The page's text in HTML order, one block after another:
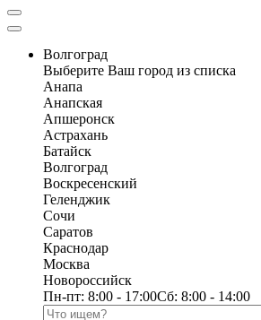
Волгоград
Выберите Ваш город из списка
Анапа
Анапская
Апшеронск
Астрахань
Батайск
Волгоград
Воскресенский
Геленджик
Сочи
Саратов
Краснодар
Москва
Новороссийск
Пн-пт: 8:00 - 17:00Сб: 8:00 - 14:00
Поиск по каталогу